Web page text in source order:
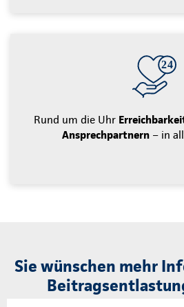
Rund um die Uhr
Ansprechpartnern – in
Sie wünschen mehr